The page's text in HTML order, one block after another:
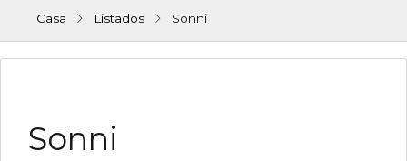
Casa Listados Sonni
Sonni